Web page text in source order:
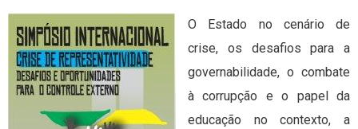
O Estado no cenário de
crise, os desafios para a
governabilidade, o combate
à corrupção e o papel da
educação no contexto, a